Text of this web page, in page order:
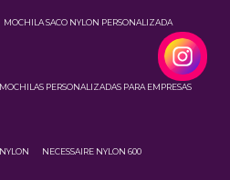
MOCHILA SACO NYLON PERSONALIZADA
MOCHILAS PERSONALIZADAS PARA EMPRESAS
NECESSAIRE NYLON 600